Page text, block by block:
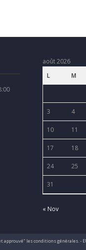
août 2026
L
M
3 4
10 11
17 18
24 25
31
« Nov
les conditions générales. -